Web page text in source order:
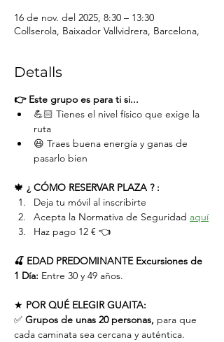
16 de nov. del 2025, 8:30 – 13:30
Collserola, Baixador Vallvidrera, Barcelona,
Detalls
👉 Este grupo es para ti si...
💪🏻 Tienes el nivel físico que exige la
ruta
😃 Traes buena energía y ganas de
pasarlo bien
🍁 ¿ CÓMO RESERVAR PLAZA ? :
Deja tu móvil al inscribirte
Acepta la Normativa de Seguridad aquí
Haz pago 12 € 👈
🍒 EDAD PREDOMINANTE Excursiones de
1 Día: Entre 30 y 49 años.
★ POR QUÉ ELEGIR GUAITA:
✅ Grupos de unas 20 personas, para que
cada caminata sea cercana y auténtica.